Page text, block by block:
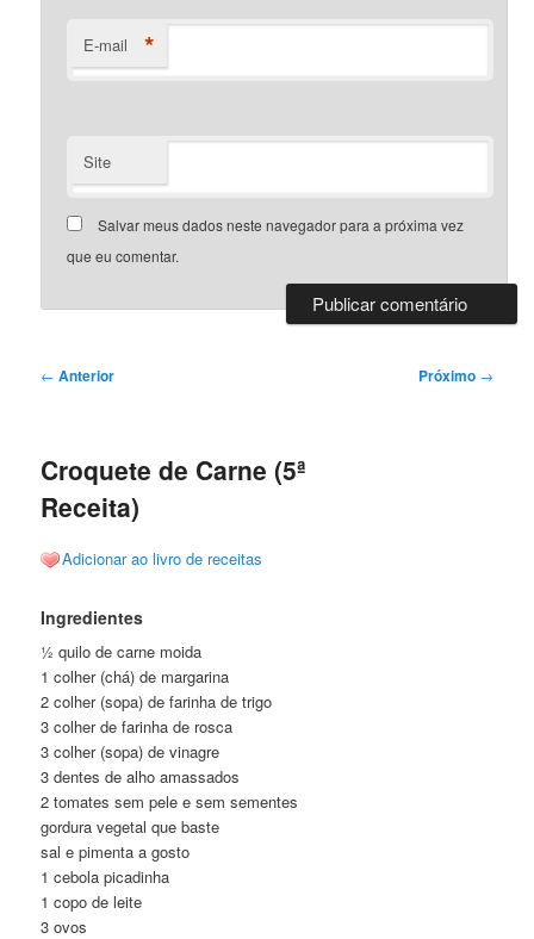
E-mail *
Site
Salvar meus dados neste navegador para a próxima vez
que eu comentar.
Navegação
← Anterior Próximo →
Croquete de Carne (5ª
Receita)
Adicionar ao livro de receitas
Ingredientes
½ quilo de carne moida
1 colher (chá) de margarina
2 colher (sopa) de farinha de trigo
3 colher de farinha de rosca
3 colher (sopa) de vinagre
3 dentes de alho amassados
2 tomates sem pele e sem sementes
gordura vegetal que baste
sal e pimenta a gosto
1 cebola picadinha
1 copo de leite
3 ovos